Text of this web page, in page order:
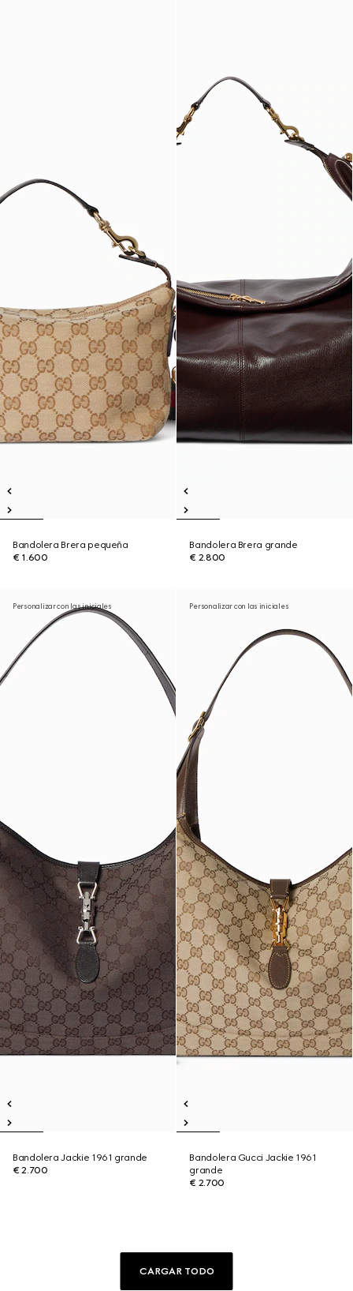
Bandolera Brera pequeña
€ 1.600
Bandolera Brera grande
€ 2.800
Personalizar con las iniciales
Bandolera Jackie 1961 grande
€ 2.700
Personalizar con las iniciales
Bandolera Gucci Jackie 1961
grande
€ 2.700
CARGAR TODO